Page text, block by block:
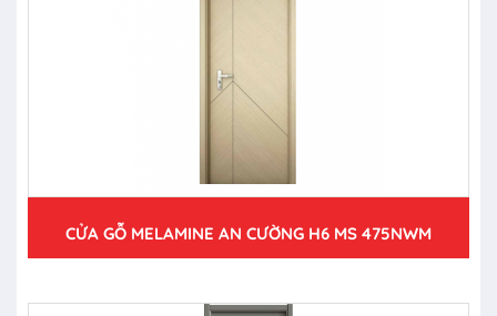
CỬA GỖ MELAMINE AN CƯỜNG H6 MS 475NWM